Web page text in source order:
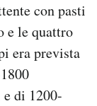
con pasti
e le quattro
era prevista
di 1200-